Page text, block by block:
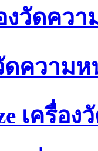
งวัดคว
ดความห
เครื่อ